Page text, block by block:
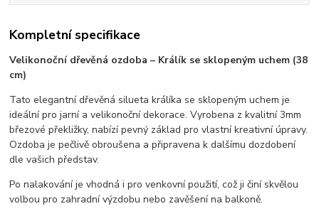
Kompletní specifikace
Velikonoční dřevěná ozdoba – Králík se sklopeným uchem (38
cm)
Tato elegantní dřevěná silueta králíka se sklopeným uchem je
ideální pro jarní a velikonoční dekorace. Vyrobena z kvalitní 3mm
březové překližky, nabízí pevný základ pro vlastní kreativní úpravy.
Ozdoba je pečlivě obroušena a připravena k dalšímu dozdobení
dle vašich představ.
Po nalakování je vhodná i pro venkovní použití, což ji činí skvělou
volbou pro zahradní výzdobu nebo zavěšení na balkoně.